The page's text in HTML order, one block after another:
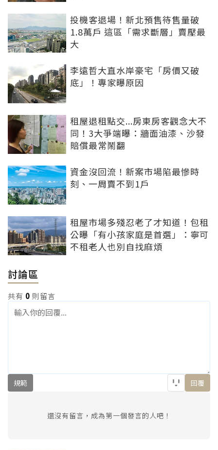
投機客退場！新北預售待售量破
1.8萬戶 這區「需求斷層」賣壓最
大
李遠哲大直水岸豪宅「房價又破
底」！專家曝原因
租屋退租點交...房東房客觀念大不
同！3大爭端曝：牆面油漆、沙發
賠償最常鬧翻
資金沒回流！新案市場陷最慘時
刻、一周賣不到1戶
租屋市場多殘忍老了才知道！包租
公曝「有小孩家庭是首選」：寧可
不租老人也別自找麻煩
討論區
共有 0 則留言
規範 回覆
還沒有留言，成為第一個發言的人吧！